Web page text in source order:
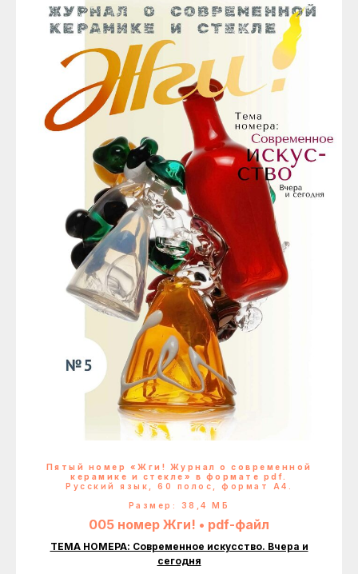
Пятый номер «Жги! Журнал о современной
керамике и стекле» в формате pdf.
Русский язык, 60 полос, формат А4.
Размер: 38,4 МБ
005 номер Жги! • pdf-файл
ТЕМА НОМЕРА: Современное искусство. Вчера и
сегодня